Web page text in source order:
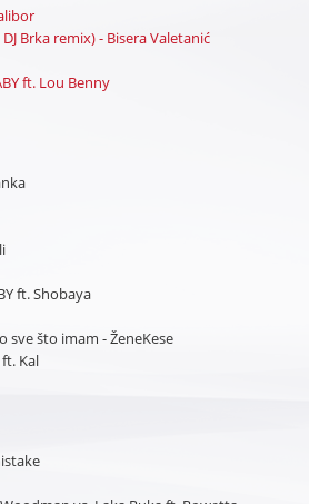
Brka remix) - Bisera Valetanić
ft. Lou Benny
ft. Shobaya
sve što imam - ŽeneKese
Kal